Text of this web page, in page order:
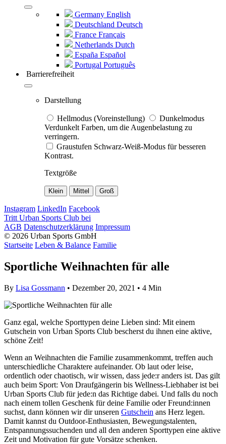
Germany English
Deutschland Deutsch
France Français
Netherlands Dutch
España Español
Portugal Português
Barrierefreiheit
Darstellung
Hellmodus (Voreinstellung)
Dunkelmodus
Verdunkelt Farben, um die Augenbelastung zu
verringern.
Graustufen Schwarz-Weiß-Modus für besseren
Kontrast.
Textgröße
Klein Mittel Groß
Instagram LinkedIn Facebook
Tritt Urban Sports Club bei
AGB Datenschutzerklärung Impressum
© 2026 Urban Sports GmbH
Startseite Leben & Balance Familie
Sportliche Weihnachten für alle
By Lisa Gossmann • Dezember 20, 2021 • 4 Min
Ganz egal, welche Sporttypen deine Lieben sind: Mit einem
Gutschein von Urban Sports Club bescherst du ihnen eine aktive,
schöne Zeit!
Wenn an Weihnachten die Familie zusammenkommt, treffen auch
unterschiedliche Charaktere aufeinander. Ob laut oder leise,
ordentlich oder chaotisch, wir wissen, dass jede:r anders ist. Das gilt
auch beim Sport: Von Draufgängerin bis Wellness-Liebhaber ist bei
Urban Sports Club für jede:n das Richtige dabei. Und falls du noch
nach einem tollen Geschenk für deine Familie oder Freund:innen
suchst, dann können wir dir unseren Gutschein ans Herz legen.
Damit kannst du Outdoor-Enthusiasten, Bewegungstalenten,
Entspannungssuchenden und all den anderen Sporttypen eine aktive
Zeit und Motivation für gute Vorsätze schenken.